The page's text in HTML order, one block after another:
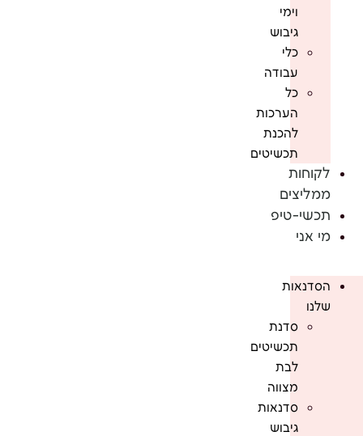
וימי
גיבוש
כלי
עבודה
כל
הערכות
להכנת
תכשיטים
לקוחות
ממליצים
תכשי-טיפ
מי אני
הסדנאות
שלנו
סדנת
תכשיטים
לבת
מצווה
סדנאות
גיבוש